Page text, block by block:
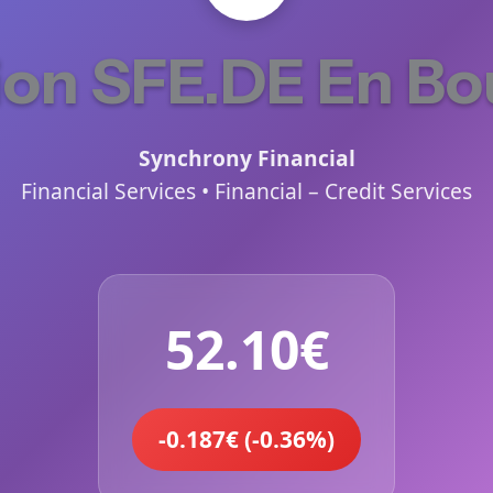
SFE.DE En
Synchrony Financial
Financial Services • Financial – Credit Services
52.10€
-0.187€ (-0.36%)